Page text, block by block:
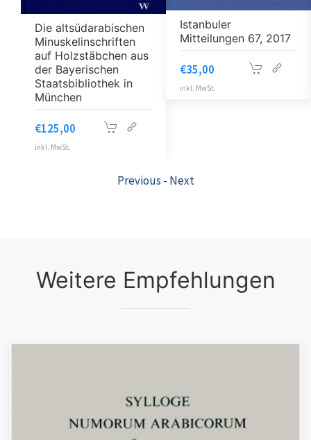
Die altsüdarabischen
Minuskelinschriften
auf Holzstäbchen aus
der Bayerischen
Staatsbibliothek in
München
€125,00
inkl. MwSt.
Istanbuler
Mitteilungen 67, 2017
€35,00
inkl. MwSt.
Previous - Next
Weitere Empfehlungen